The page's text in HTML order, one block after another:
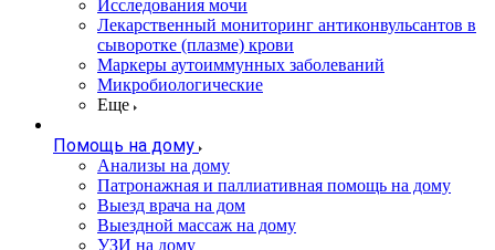
Исследования мочи
Лекарственный мониторинг антиконвульсантов в
сыворотке (плазме) крови
Маркеры аутоиммунных заболеваний
Микробиологические
Еще
Помощь на дому
Анализы на дому
Патронажная и паллиативная помощь на дому
Выезд врача на дом
Выездной массаж на дому
УЗИ на дому